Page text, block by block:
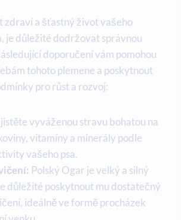
zdraví a šťastný život vašeho
je důležité dodržovat správnou
doporučení vám pomohou
tohoto plemene a poskytnout
pro růst a rozvoj:
vyváženou stravu bohatou na
vitamíny a minerály podle
vašeho psa.
Polský Ogar je velký a silný
důležité poskytnout mu dostatečný
ideálně ve formě procházek